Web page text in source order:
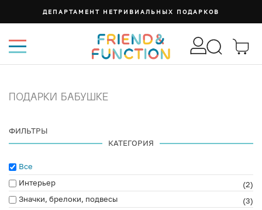
СУМКА ИЗИ
ПОДАРКИ БАБУШКЕ
ФИЛЬТРЫ
КАТЕГОРИЯ
Все
Интерьер
(2)
Значки, брелоки, подвесы
(3)